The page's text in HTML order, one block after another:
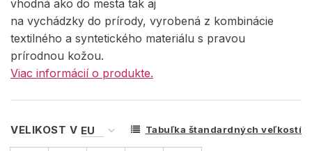
vhodná ako do mesta tak aj
na vychádzky do prírody, vyrobená z kombinácie
textilného a syntetického materiálu s pravou
prírodnou kožou.
Viac informácií o produkte.
VELIKOST V Tabuľka štandardných veľkostí